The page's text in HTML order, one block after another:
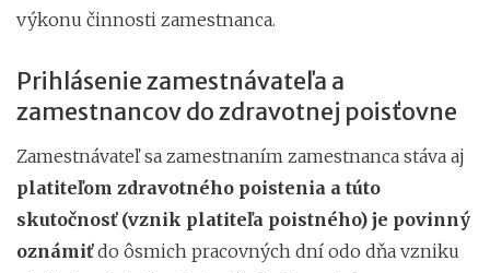
výkonu činnosti zamestnanca.
Prihlásenie zamestnávateľa a
zamestnancov do zdravotnej poisťovne
Zamestnávateľ sa zamestnaním zamestnanca stáva aj
platiteľom zdravotného poistenia a túto
skutočnosť (vznik platiteľa poistného) je povinný
oznámiťdo ôsmich pracovných dní odo dňa vzniku